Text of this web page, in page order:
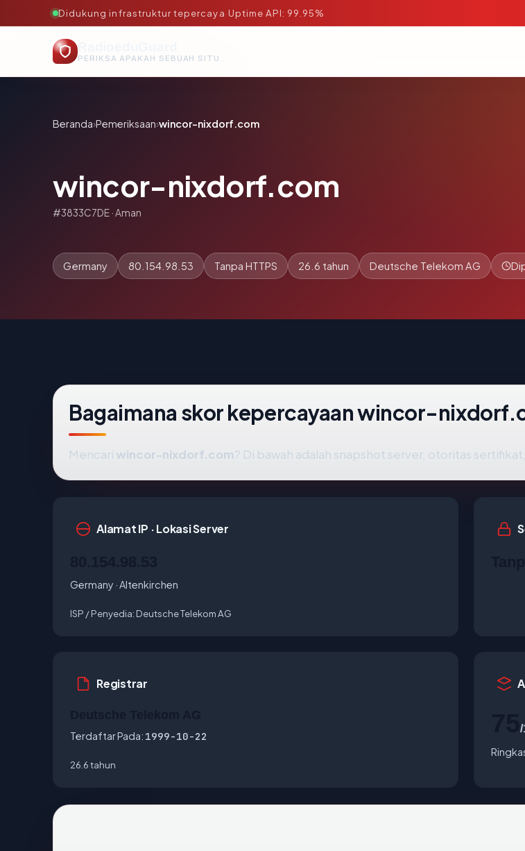
Didukung infrastruktur tepercaya·Uptime API: 99.95%
PERIKSA APAKAH SEBUAH SITUS AMAN, TEPERCAYA, DAN TERVERIFIKASI DALAM HITUNGAN DETIK.
Beranda›Pemeriksaan›wincor-nixdorf.com
wincor-nixdorf.com
#3833C7DE · Aman
Germany 80.154.98.53 Tanpa HTTPS 26.6 tahun Deutsche Telekom AG
Bagaimana skor kepercayaan wincor-
Mencari wincor-nixdorf.com? Di bawah adalah snapshot server, otoritas
Alamat IP · Lokasi Server
Germany · Altenkirchen
ISP / Penyedia: Deutsche Telekom AG
Registrar
Terdaftar Pada: 1999-10-22
26.6 tahun
/